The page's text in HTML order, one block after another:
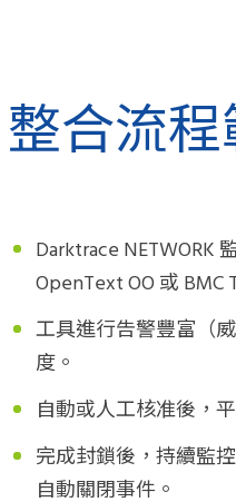
整合流
Darktrace NETWORK
OpenText OO 或 BMC
工具進行告警豐富（
度。
自動或人工核准後，
完成封鎖後，持續監
自動關閉事件。